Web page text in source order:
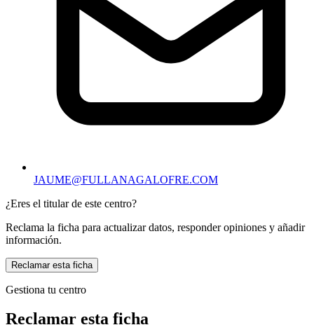
JAUME@FULLANAGALOFRE.COM
¿Eres el titular de este centro?
Reclama la ficha para actualizar datos, responder opiniones y añadir
información.
Reclamar esta ficha
Gestiona tu centro
Reclamar esta ficha